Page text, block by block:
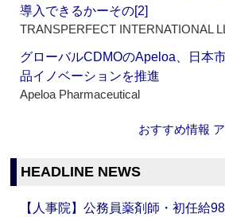
導入できるかーその[2]
TRANSPERFECT INTERNATIONAL
グローバルCDMOのApeloa、日本
品イノベーションを推進
Apeloa Pharmaceutical
おすすめ情報
HEADLINE NEWS
【人事院】公務員薬剤師・初任給